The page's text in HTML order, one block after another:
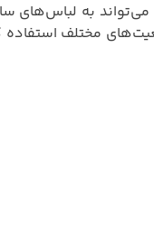
به لباس‌های
مختلف استفاده